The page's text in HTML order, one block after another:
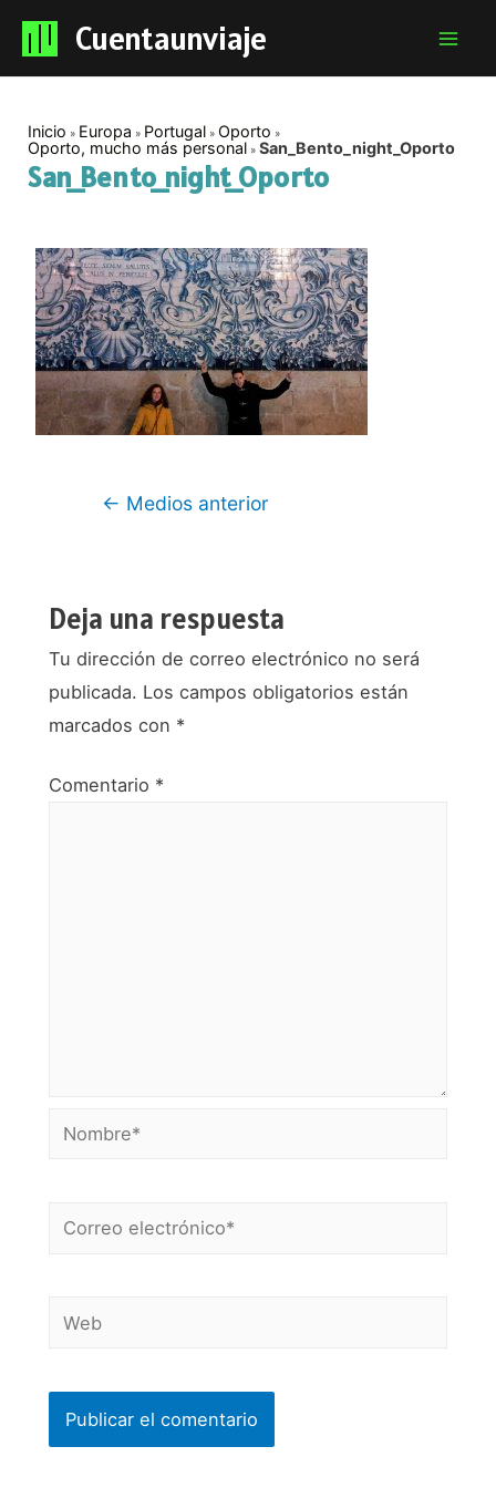
Cuentaunviaje
Inicio Europa Portugal
Oporto
Oporto, mucho más personal
San_Bento_night_Oporto
San_Bento_night_Oporto
Navegación
← Medios anterior
Deja una respuesta
Tu dirección de correo electrónico no será
publicada. Los campos obligatorios están
marcados con *
Comentario *
Nombre*
Correo
Web